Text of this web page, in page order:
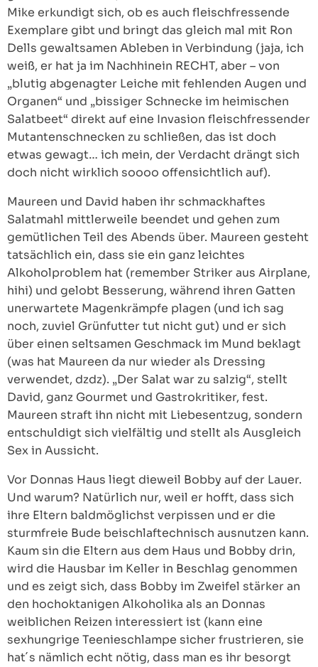
Mike erkundigt sich, ob es auch fleischfressende
Exemplare gibt und bringt das gleich mal mit Ron
Dells gewaltsamen Ableben in Verbindung (jaja, ich
weiß, er hat ja im Nachhinein RECHT, aber – von
„blutig abgenagter Leiche mit fehlenden Augen und
Organen“ und „bissiger Schnecke im heimischen
Salatbeet“ direkt auf eine Invasion fleischfressender
Mutantenschnecken zu schließen, das ist doch
etwas gewagt… ich mein, der Verdacht drängt sich
doch nicht wirklich soooo offensichtlich auf).
Maureen und David haben ihr schmackhaftes
Salatmahl mittlerweile beendet und gehen zum
gemütlichen Teil des Abends über. Maureen gesteht
tatsächlich ein, dass sie ein ganz leichtes
Alkoholproblem hat (remember Striker aus Airplane,
hihi) und gelobt Besserung, während ihren Gatten
unerwartete Magenkrämpfe plagen (und ich sag
noch, zuviel Grünfutter tut nicht gut) und er sich
über einen seltsamen Geschmack im Mund beklagt
(was hat Maureen da nur wieder als Dressing
verwendet, dzdz). „Der Salat war zu salzig“, stellt
David, ganz Gourmet und Gastrokritiker, fest.
Maureen straft ihn nicht mit Liebesentzug, sondern
entschuldigt sich vielfältig und stellt als Ausgleich
Sex in Aussicht.
Vor Donnas Haus liegt dieweil Bobby auf der Lauer.
Und warum? Natürlich nur, weil er hofft, dass sich
ihre Eltern baldmöglichst verpissen und er die
sturmfreie Bude beischlaftechnisch ausnutzen kann.
Kaum sin die Eltern aus dem Haus und Bobby drin,
wird die Hausbar im Keller in Beschlag genommen
und es zeigt sich, dass Bobby im Zweifel stärker an
den hochoktanigen Alkoholika als an Donnas
weiblichen Reizen interessiert ist (kann eine
sexhungrige Teenieschlampe sicher frustrieren, sie
hat´s nämlich echt nötig, dass man es ihr besorgt